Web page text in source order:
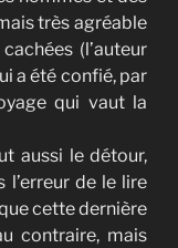
très agréable
(l’auteur
a été confié, par
qui vaut la
aussi le détour,
l’erreur de le lire
cette dernière
contraire, mais